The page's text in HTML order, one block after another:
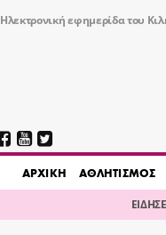
Ηλεκτρονική εφημερίδα του
AΡΧΙΚΗ ΑΘΛΗΤΙΣΜΟΣ